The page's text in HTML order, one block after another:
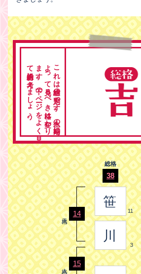
こ
れ
は
総格の
判定で
す
。
人生の
時期に
よ
っ
て
見る
べ
き
格は
変わ
り
ま
す
。
下の
ペ
ージ
を
よ
く
見
て
総合的に
考え
ま
し
ょ
う
。
総格
38
笹
11
川
3
14
15